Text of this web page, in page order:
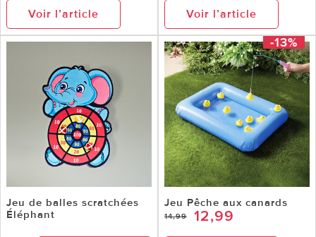
Voir l’article Voir l’article
Jeu de balles scratchées
Éléphant
-13%
Jeu Pêche aux canards
14,99 12,99